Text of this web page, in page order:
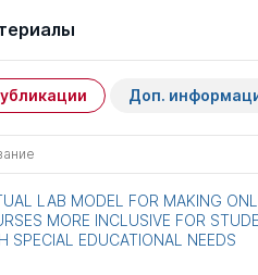
Доп.
LAB MODEL FOR MAKING
MORE INCLUSIVE FOR
SPECIAL EDUCATIONAL NEEDS